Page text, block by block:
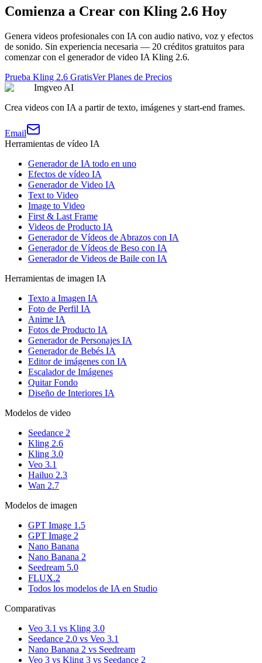
Comienza a Crear con Kling 2.6 Hoy
Genera videos profesionales con IA con audio nativo, voz y efectos
de sonido. Sin experiencia necesaria — 20 créditos gratuitos para
comenzar con el generador de video IA Kling 2.6.
Prueba Kling 2.6 GratisVer Planes de Precios
Imgveo AI
Crea videos con IA a partir de texto, imágenes y start-end frames.
Email
Herramientas de vídeo IA
Generador de IA todo en uno
Efectos de vídeo IA
Generador de Video IA
Text to Video
Image to Video
First & Last Frame
Videos de Producto IA
Generador de Vídeos de Abrazos con IA
Generador de Vídeos de Beso con IA
Generador de Videos de Baile con IA
Herramientas de imagen IA
Texto a Imagen IA
Foto de Perfil IA
Anime IA
Fotos de Producto IA
Generador de Personajes IA
Generador de Bebés IA
Editor de imágenes con IA
Escalador de Imágenes
Quitar Fondo
Diseño de Interiores IA
Modelos de video
Seedance 2
Kling 2.6
Kling 3.0
Veo 3.1
Hailuo 2.3
Wan 2.7
Modelos de imagen
GPT Image 1.5
GPT Image 2
Nano Banana
Nano Banana 2
Seedream 5.0
FLUX.2
Todos los modelos de IA en Studio
Comparativas
Veo 3.1 vs Kling 3.0
Seedance 2.0 vs Veo 3.1
Nano Banana 2 vs Seedream
Veo 3 vs Kling 3 vs Seedance 2